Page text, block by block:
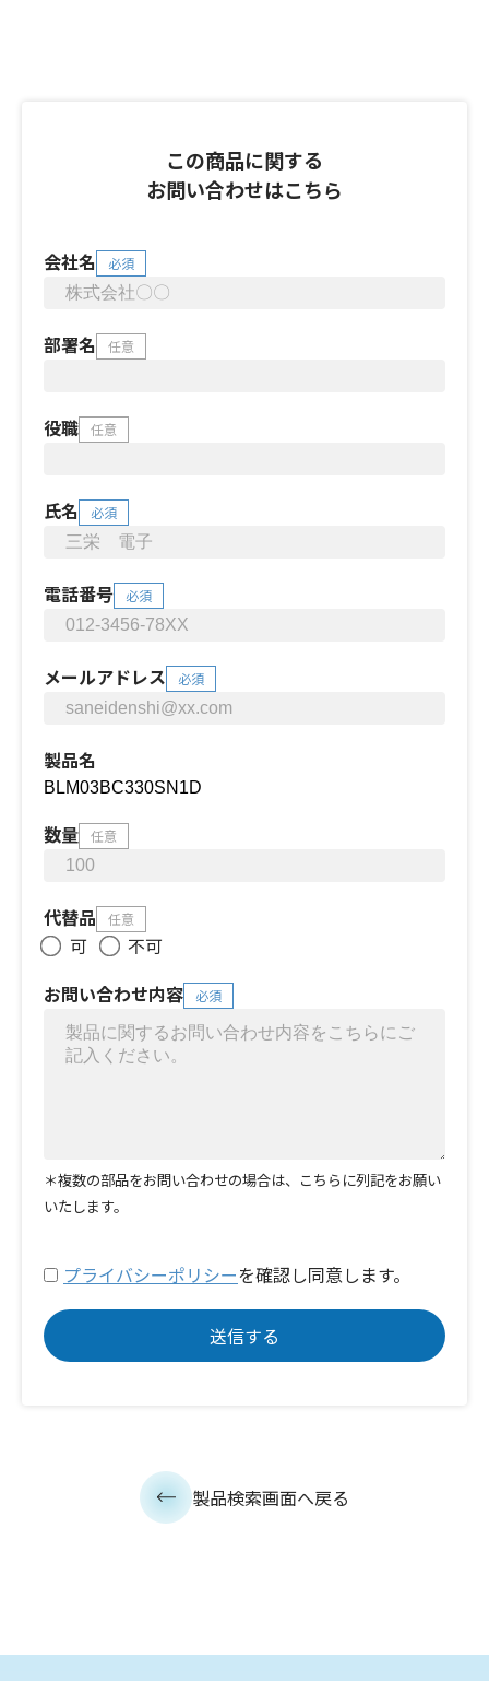
この商品に関する
お問い合わせはこちら
会社名 必須
部署名 任意
役職 任意
氏名 必須
電話番号 必須
メールアドレス 必須
製品名
数量 任意
代替品 任意
可
不可
お問い合わせ内容
必須
＊複数の部品をお問い合わせの場合は、こちらに列記をお願い
いたします。
プライバシーポリシーを確認し同意します。
製品検索画面へ戻る